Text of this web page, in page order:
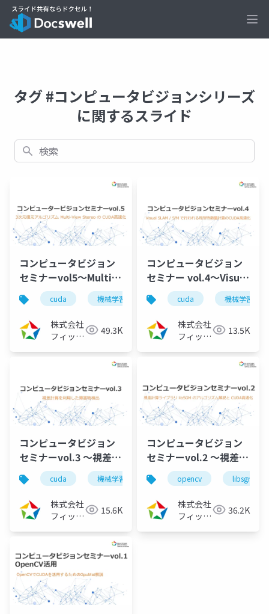
タグ #コンピュータビジョンシリーズ
に関するスライド
検索
コンピュータビジョン
セミナーvol5～Multi-
View StereoのCUDA
高速化～（2024/8/7)
cuda 機械学習 deeplearning 深層学習
株式会社
フィック
49.3K
コンピュータビジョン
セミナー vol.4～Visual
SLAM / SfMで行われる
局所特徴量計算のCUDA
高速化～（2024/3/27）
cuda 機械学習
株式会社
フィック
13.5K
コンピュータビジョン
セミナーvol.3 ～視差計
算を利用した障害物検
出～（2023/10/27）
cuda 機械学習 deeplearning 深層学習
株式会社
フィック
15.6K
コンピュータビジョン
セミナーvol.2 ～視差計
算ライブラリ libSGM
のアルゴリズム解説と
CUDA高速化～
（2022/12/20）
opencv libsgm
株式会社
フィック
36.2K